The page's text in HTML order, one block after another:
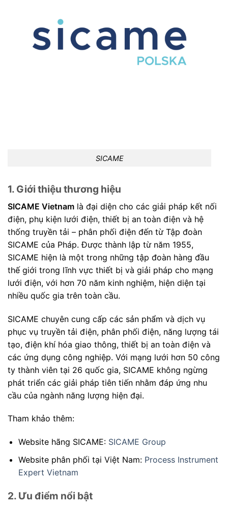
SICAME
1. Giới thiệu thương hiệu
SICAME Vietnam là đại diện cho các giải pháp kết nối
điện, phụ kiện lưới điện, thiết bị an toàn điện và hệ
thống truyền tải – phân phối điện đến từ Tập đoàn
SICAME của Pháp. Được thành lập từ năm 1955,
SICAME hiện là một trong những tập đoàn hàng đầu
thế giới trong lĩnh vực thiết bị và giải pháp cho mạng
lưới điện, với hơn 70 năm kinh nghiệm, hiện diện tại
nhiều quốc gia trên toàn cầu.
SICAME chuyên cung cấp các sản phẩm và dịch vụ
phục vụ truyền tải điện, phân phối điện, năng lượng tái
tạo, điện khí hóa giao thông, thiết bị an toàn điện và
các ứng dụng công nghiệp. Với mạng lưới hơn 50 công
ty thành viên tại 26 quốc gia, SICAME không ngừng
phát triển các giải pháp tiên tiến nhằm đáp ứng nhu
cầu của ngành năng lượng hiện đại.
Tham khảo thêm:
Website hãng SICAME: SICAME Group
Website phân phối tại Việt Nam: Process Instrument
Expert Vietnam
2. Ưu điểm nổi bật